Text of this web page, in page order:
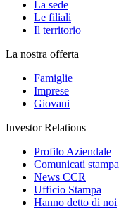
La sede
Le filiali
Il territorio
La nostra offerta
Famiglie
Imprese
Giovani
Investor Relations
Profilo Aziendale
Comunicati stampa
News CCR
Ufficio Stampa
Hanno detto di noi